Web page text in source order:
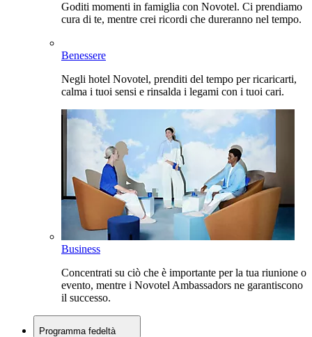
Goditi momenti in famiglia con Novotel. Ci prendiamo
cura di te, mentre crei ricordi che dureranno nel tempo.
Benessere
Negli hotel Novotel, prenditi del tempo per ricaricarti,
calma i tuoi sensi e rinsalda i legami con i tuoi cari.
Business
Concentrati su ciò che è importante per la tua riunione o
evento, mentre i Novotel Ambassadors ne garantiscono
il successo.
Programma fedeltà